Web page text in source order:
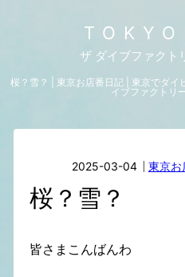
ザ ダイブファクト
桜？雪？ | 東京お店番日記 | 東京でダイ
イブファクトリ
2025-03-04 東京お
桜？雪？
皆さまこんばんわ